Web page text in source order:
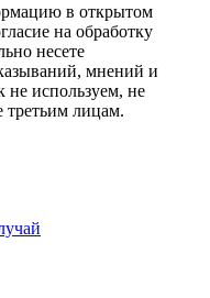
в открытом
на обработку
несете
мнений и
используем, не
третьим лицам.